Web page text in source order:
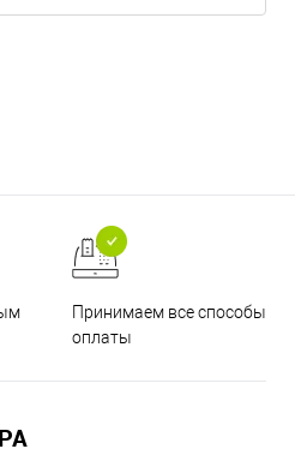
Принимаем все способы
оплаты